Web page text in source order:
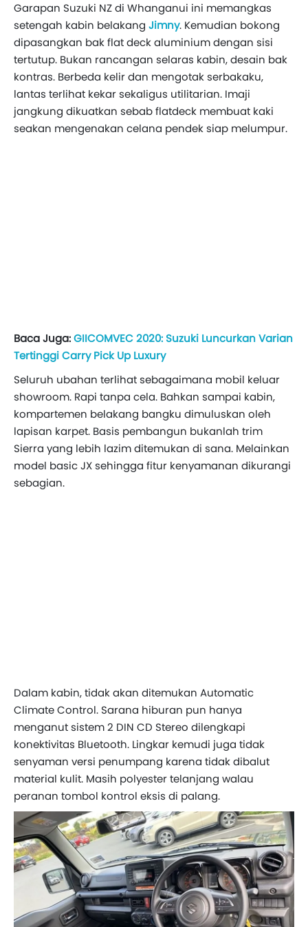
Garapan Suzuki NZ di Whanganui ini memangkas
setengah kabin belakang Jimny. Kemudian bokong
dipasangkan bak flat deck aluminium dengan sisi
tertutup. Bukan rancangan selaras kabin, desain bak
kontras. Berbeda kelir dan mengotak serbakaku,
lantas terlihat kekar sekaligus utilitarian. Imaji
jangkung dikuatkan sebab flatdeck membuat kaki
seakan mengenakan celana pendek siap melumpur.
Baca Juga:GIICOMVEC 2020: Suzuki Luncurkan Varian
Tertinggi Carry Pick Up Luxury
Seluruh ubahan terlihat sebagaimana mobil keluar
showroom. Rapi tanpa cela. Bahkan sampai kabin,
kompartemen belakang bangku dimuluskan oleh
lapisan karpet. Basis pembangun bukanlah trim
Sierra yang lebih lazim ditemukan di sana. Melainkan
model basic JX sehingga fitur kenyamanan dikurangi
sebagian.
Dalam kabin, tidak akan ditemukan Automatic
Climate Control. Sarana hiburan pun hanya
menganut sistem 2 DIN CD Stereo dilengkapi
konektivitas Bluetooth. Lingkar kemudi juga tidak
senyaman versi penumpang karena tidak dibalut
material kulit. Masih polyester telanjang walau
peranan tombol kontrol eksis di palang.